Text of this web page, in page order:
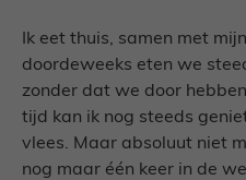
Ik eet thuis, samen met
doordeweeks eten we
zonder dat we door
tijd kan ik nog steeds
vlees. Maar absoluut niet
nog maar één keer in de